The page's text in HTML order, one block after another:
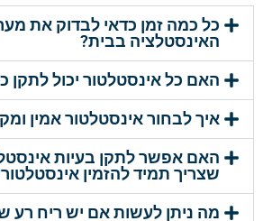
כל כמה זמן כדאי לבדוק את
האינסטלציה בבית?
האם כל אינסטלטור יכול לתקן
איך לבחור אינסטלטור אמין
האם אפשר לתקן בעיות
שצריך תמיד להזמין
מה ניתן לעשות אם יש ריח רע